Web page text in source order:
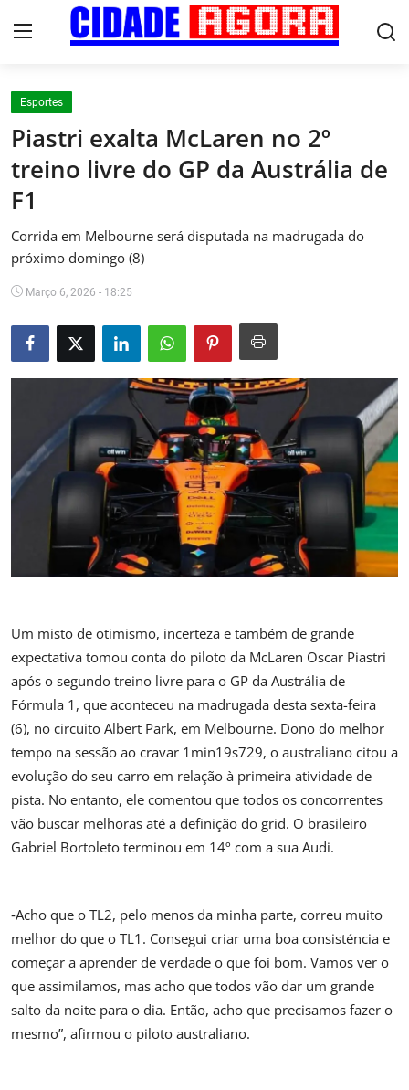
Início
Fale Conosco
Brasil
Cidades
Esportes
Tecnologia
Saúde
Esportes
Piastri exalta McLaren no 2º
treino livre do GP da Austrália de
F1
Corrida em Melbourne será disputada na madrugada do
próximo domingo (8)
Março 6, 2026 - 18:25
Um misto de otimismo, incerteza e também de grande
expectativa tomou conta do piloto da McLaren Oscar Piastri
após o segundo treino livre para o GP da Austrália de
Fórmula 1, que aconteceu na madrugada desta sexta-feira
(6), no circuito Albert Park, em Melbourne. Dono do melhor
tempo na sessão ao cravar 1min19s729, o australiano citou a
evolução do seu carro em relação à primeira atividade de
pista. No entanto, ele comentou que todos os concorrentes
vão buscar melhoras até a definição do grid. O brasileiro
Gabriel Bortoleto terminou em 14º com a sua Audi.
‐Acho que o TL2, pelo menos da minha parte, correu muito
melhor do que o TL1. Consegui criar uma boa consisténcia e
começar a aprender de verdade o que foi bom. Vamos ver o
que assimilamos, mas acho que todos vão dar um grande
salto da noite para o dia. Então, acho que precisamos fazer o
mesmo”, afirmou o piloto australiano.